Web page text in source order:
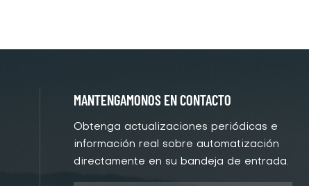
MANTENGAMONOS EN CONTACTO
Obtenga actualizaciones periódicas e
información real sobre automatización
directamente en su bandeja de entrada.